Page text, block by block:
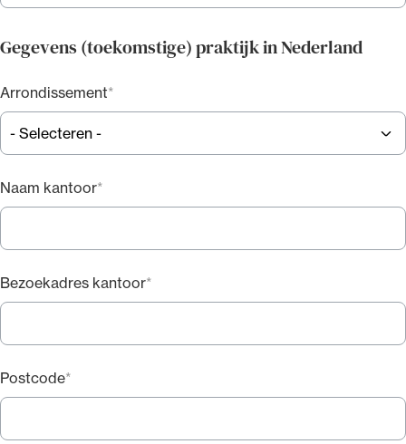
Gegevens (toekomstige) praktijk in Nederland
Arrondissement
Naam kantoor
Bezoekadres kantoor
Postcode